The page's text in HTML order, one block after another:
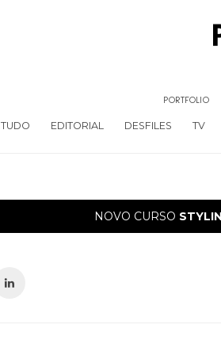
PORTFOLIO
TUDO EDITORIAL DESFILES TV
NOVO CURSO